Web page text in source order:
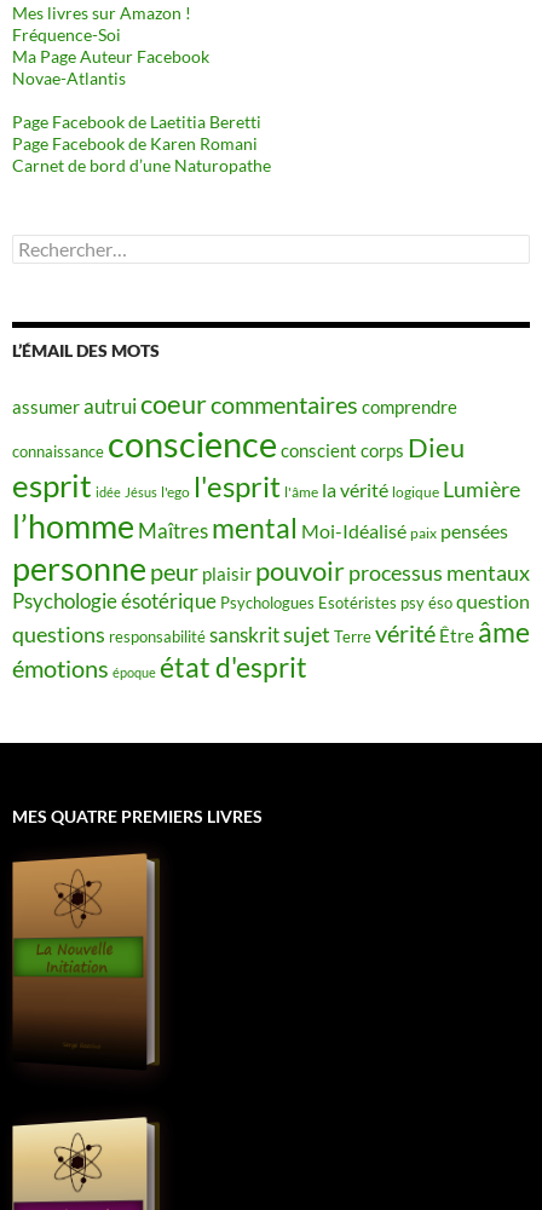
Mes livres sur Amazon !
Fréquence-Soi
Ma Page Auteur Facebook
Novae-Atlantis
Page Facebook de Laetitia Beretti
Page Facebook de Karen Romani
Carnet de bord d’une Naturopathe
Rechercher :
L’ÉMAIL DES MOTS
assumerautruicoeurcommentaires comprendre
connaissance conscience conscient corps Dieu
esprit idée Jésus l'ego l'esprit l'âme la vérité logique Lumière
l’homme Maîtres mental Moi-Idéalisé paix pensées
personne peur plaisir pouvoirprocessus mentaux
Psychologie ésotérique Psychologues Esotéristes psy ésoquestion
questions responsabilitésanskritsujet Terrevérité Être âme
émotions époque état d'esprit
MES QUATRE PREMIERS LIVRES